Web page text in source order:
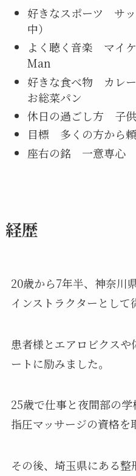
好きなスポーツ サ
中）
よく聴く音楽 マイ
Man
好きな食べ物 カレー
お総菜パン
休日の過ごし方 子
目標 多くの方から
座右の銘 一意専心
経歴
20歳から7年半、神奈川
インストラクターとして
患者様とエアロビクス
ートに励みました。
25歳で仕事と夜間部の
指圧マッサージの資格を
その後、埼玉県にある